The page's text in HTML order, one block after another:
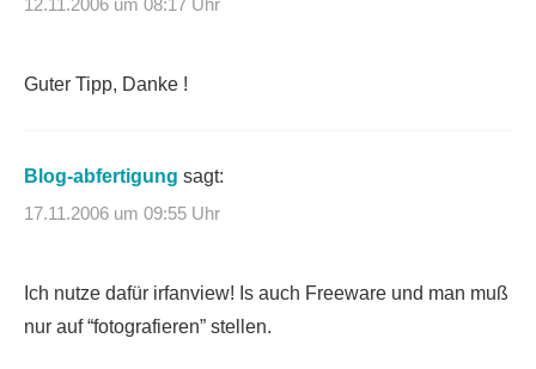
Guter Tipp, Danke !
Blog-abfertigung sagt:
17.11.2006 um 09:55 Uhr
Ich nutze dafür irfanview! Is auch Freeware und man muß
nur auf “fotografieren” stellen.